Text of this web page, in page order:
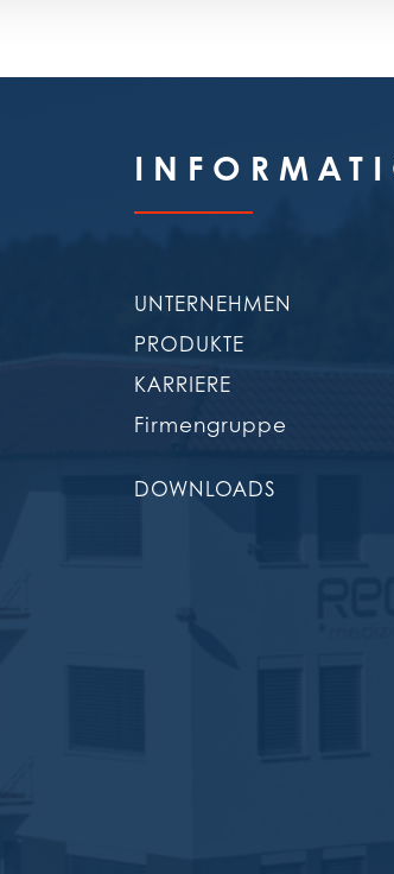
UNTERNEHMEN
PRODUKTE
KARRIERE
Firmengruppe
DOWNLOADS